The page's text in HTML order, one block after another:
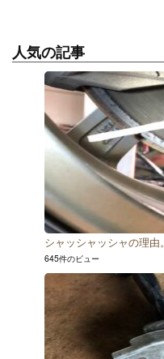
人気の記事
シャッシャッシャの理由。
645件のビュー